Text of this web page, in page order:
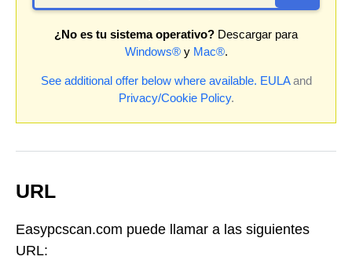
¿No es tu sistema operativo? Descargar para
Windows®y Mac®.
See additional offer below where available. EULAand
Privacy/Cookie Policy.
URL
Easypcscan.com puede llamar a las siguientes
URL: